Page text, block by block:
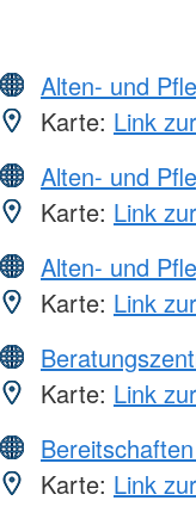
Alten- und
Karte: Link
Alten- und
Karte: Link
Alten- und
Karte: Link
Karte: Link
Karte: Link